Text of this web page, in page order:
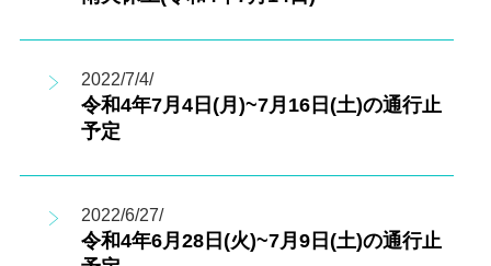
2022/7/4/
令和4年7月4日(月)~7月16日(土)の通行止
予定
2022/6/27/
令和4年6月28日(火)~7月9日(土)の通行止